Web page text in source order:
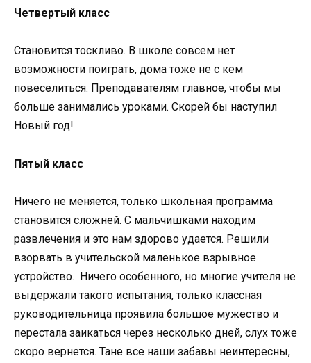
Четвертый класс
Становится тоскливо. В школе совсем нет
возможности поиграть, дома тоже не с кем
повеселиться. Преподавателям главное, чтобы мы
больше занимались уроками. Скорей бы наступил
Новый год!
Пятый класс
Ничего не меняется, только школьная программа
становится сложней. С мальчишками находим
развлечения и это нам здорово удается. Решили
взорвать в учительской маленькое взрывное
устройство. Ничего особенного, но многие учителя не
выдержали такого испытания, только классная
руководительница проявила большое мужество и
перестала заикаться через несколько дней, слух тоже
скоро вернется. Тане все наши забавы неинтересны,